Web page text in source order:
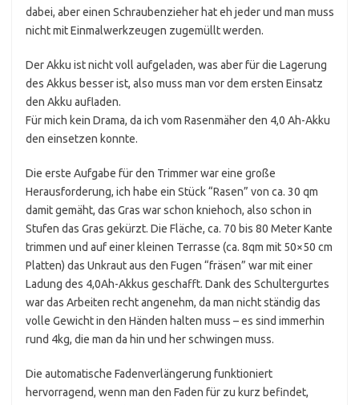
dabei, aber einen Schraubenzieher hat eh jeder und man muss
nicht mit Einmalwerkzeugen zugemüllt werden.
Der Akku ist nicht voll aufgeladen, was aber für die Lagerung
des Akkus besser ist, also muss man vor dem ersten Einsatz
den Akku aufladen.
Für mich kein Drama, da ich vom Rasenmäher den 4,0 Ah-Akku
den einsetzen konnte.
Die erste Aufgabe für den Trimmer war eine große
Herausforderung, ich habe ein Stück “Rasen” von ca. 30 qm
damit gemäht, das Gras war schon kniehoch, also schon in
Stufen das Gras gekürzt. Die Fläche, ca. 70 bis 80 Meter Kante
trimmen und auf einer kleinen Terrasse (ca. 8qm mit 50×50 cm
Platten) das Unkraut aus den Fugen “fräsen” war mit einer
Ladung des 4,0Ah-Akkus geschafft. Dank des Schultergurtes
war das Arbeiten recht angenehm, da man nicht ständig das
volle Gewicht in den Händen halten muss – es sind immerhin
rund 4kg, die man da hin und her schwingen muss.
Die automatische Fadenverlängerung funktioniert
hervorragend, wenn man den Faden für zu kurz befindet,